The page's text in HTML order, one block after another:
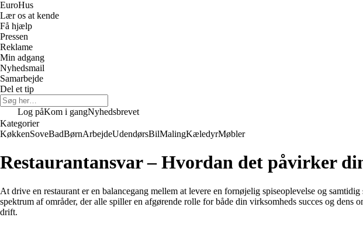
EuroHus
Lær os at kende
Få hjælp
Pressen
Reklame
Min adgang
Nyhedsmail
Samarbejde
Del et tip
Log påKom i gangNyhedsbrevet
Kategorier
KøkkenSoveBadBørnArbejdeUdendørsBilMalingKæledyrMøbler
Restaurantansvar – Hvordan det påvirker
At drive en restaurant er en balancegang mellem at levere en fornøjelig spiseoplevelse og
spektrum af områder, der alle spiller en afgørende rolle for både din virksomheds succes og
drift.